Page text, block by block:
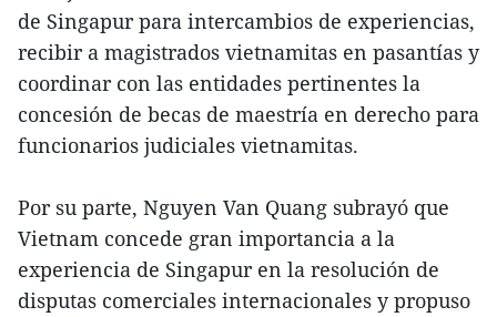
de Singapur para intercambios de experiencias,
recibir a magistrados vietnamitas en pasantías y
coordinar con las entidades pertinentes la
concesión de becas de maestría en derecho para
funcionarios judiciales vietnamitas.
Por su parte, Nguyen Van Quang subrayó que
Vietnam concede gran importancia a la
experiencia de Singapur en la resolución de
disputas comerciales internacionales y propuso